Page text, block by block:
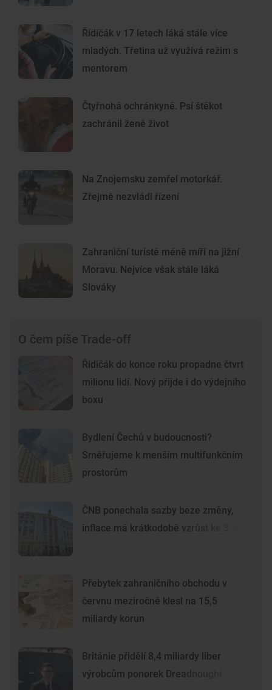
Řidičák v 17 letech láká stále více
mladých. Třetina už využívá režim s
mentorem
Čtyřnohá ochránkyně. Psí štěkot
zachránil ženě život
Na Znojemsku zemřel motorkář.
Zřejmě nezvládl řízení
Zahraniční turisté méně míří na jižní
Moravu. Nejvíce však stále láká
Slováky
O čem píše Trade-off
Řidičák do konce roku propadne čtvrt
milionu lidí. Nový přijde i do výdejního
boxu
Bydlení Čechů v budoucnosti?
Směřujeme k menším multifunkčním
prostorům
ČNB ponechala sazby beze změny,
inflace má krátkodobě vzrůst ke 3 %
Přebytek zahraničního obchodu v
červnu meziročně klesl na 15,5
miliardy korun
Británie přidělí 8,4 miliardy liber
výrobcům ponorek Dreadnought